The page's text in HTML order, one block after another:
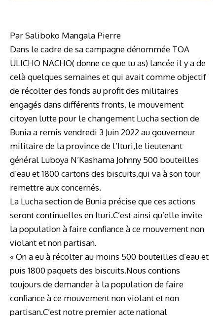
Par Saliboko Mangala Pierre
Dans le cadre de sa campagne dénommée TOA
ULICHO NACHO( donne ce que tu as) lancée il y a de
celà quelques semaines et qui avait comme objectif
de récolter des fonds au profit des militaires
engagés dans différents fronts, le mouvement
citoyen lutte pour le changement Lucha section de
Bunia a remis vendredi 3 Juin 2022 au gouverneur
militaire de la province de l’Ituri,le lieutenant
général Luboya N’Kashama Johnny 500 bouteilles
d’eau et 1800 cartons des biscuits,qui va à son tour
remettre aux concernés.
La Lucha section de Bunia précise que ces actions
seront continuelles en Ituri.C’est ainsi qu’elle invite
la population à faire confiance à ce mouvement non
violant et non partisan.
« On a eu à récolter au moins 500 bouteilles d’eau et
puis 1800 paquets des biscuits.Nous contions
toujours de demander à la population de faire
confiance à ce mouvement non violant et non
partisan.C’est notre premier acte national